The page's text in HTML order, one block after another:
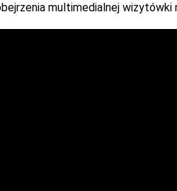
multimedialnej wizytówki